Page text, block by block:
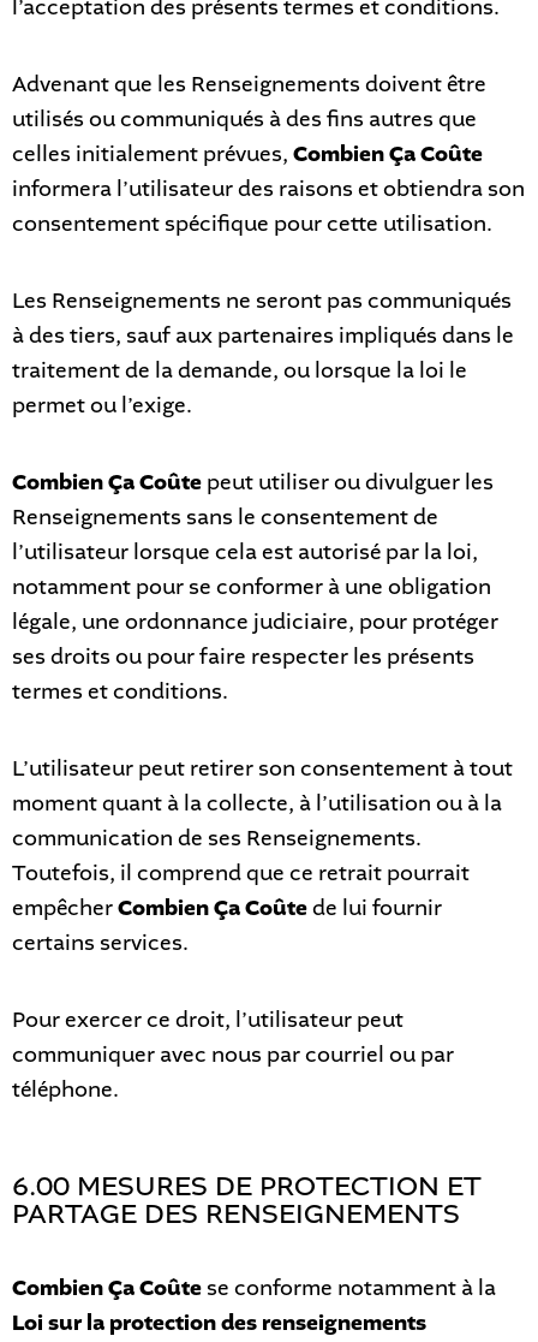
l’acceptation des présents termes et conditions.
Advenant que les Renseignements doivent être
utilisés ou communiqués à des fins autres que
celles initialement prévues, Combien Ça Coûte
informera l’utilisateur des raisons et obtiendra son
consentement spécifique pour cette utilisation.
Les Renseignements ne seront pas communiqués
à des tiers, sauf aux partenaires impliqués dans le
traitement de la demande, ou lorsque la loi le
permet ou l’exige.
Combien Ça Coûte peut utiliser ou divulguer les
Renseignements sans le consentement de
l’utilisateur lorsque cela est autorisé par la loi,
notamment pour se conformer à une obligation
légale, une ordonnance judiciaire, pour protéger
ses droits ou pour faire respecter les présents
termes et conditions.
L’utilisateur peut retirer son consentement à tout
moment quant à la collecte, à l’utilisation ou à la
communication de ses Renseignements.
Toutefois, il comprend que ce retrait pourrait
empêcherCombien Ça Coûtede lui fournir
certains services.
Pour exercer ce droit, l’utilisateur peut
communiquer avec nous par courriel ou par
téléphone.
6.00 MESURES DE PROTECTION ET
PARTAGE DES RENSEIGNEMENTS
Combien Ça Coûte se conforme notamment à la
Loi sur la protection des renseignements